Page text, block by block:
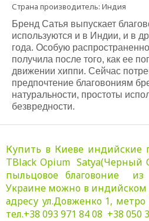
Страна производитель: Индия
Бренд Сатья выпускает
используются и в Индии, и в
года. Особую
получила после того, как ее
движении хиппи. Сейчас
предпочтение благовониям
натуральности, простоты
безвредности.
Купить в Киеве индийские
TBlack Opium Satya(Черный
пыльцовое благовоние
Украине можно в
адресу ул.Довженко 1, метро
тел.+38 093 971 84 08 +38 050